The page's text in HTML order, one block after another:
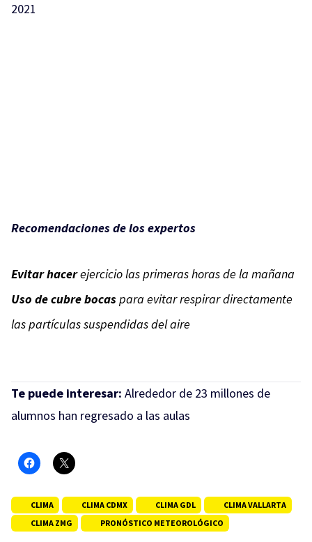
2021
Recomendaciones de los expertos
Evitar hacerejercicio las primeras horas de la mañana
Uso de cubre bocaspara evitar respirar directamente
las partículas suspendidas del aire
Te puede interesar: Alrededor de 23 millones de
alumnos han regresado a las aulas
CLIMA CLIMA CDMX CLIMA GDL
CLIMA VALLARTA
CLIMA ZMG
PRONÓSTICO METEOROLÓGICO